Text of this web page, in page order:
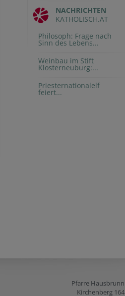
NACHRICHTEN
KATHOLISCH.AT
Philosoph: Frage nach
Sinn des Lebens...
Weinbau im Stift
Klosterneuburg:...
Priesternationalelf
feiert...
Pfarre Hausbrunn
Kirchenberg 164